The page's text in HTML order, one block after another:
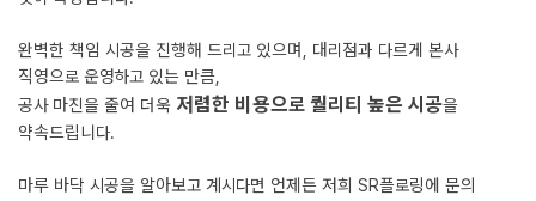
완벽한 책임 시공을 진행해 드리고 있으며, 대리점과 다르게 본사
직영으로 운영하고 있는 만큼,
공사 마진을 줄여 더욱 저렴한 비용으로 퀄리티 높은 시공을
약속드립니다.
마루 바닥 시공을 알아보고 계시다면 언제든 저희 SR플로링에 문의